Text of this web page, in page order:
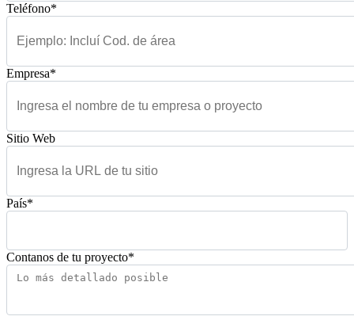
Teléfono*
Empresa*
Sitio Web
País*
Contanos de tu proyecto*